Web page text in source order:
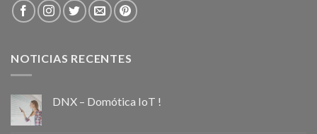
NOTICIAS RECENTES
DNX – Domótica IoT !